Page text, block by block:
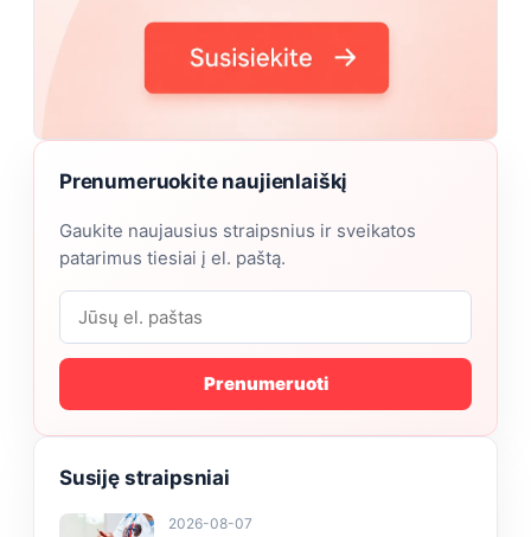
Prenumeruokite naujienlaiškį
Gaukite naujausius straipsnius ir sveikatos
patarimus tiesiai į el. paštą.
Prenumeruoti
Susiję straipsniai
2026-08-07